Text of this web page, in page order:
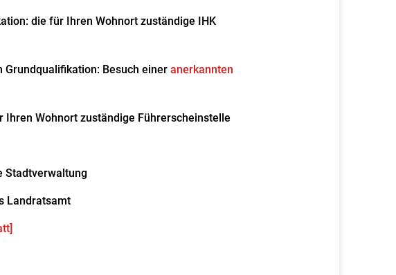
die für Ihren Wohnort zuständige IHK
Besuch einer anerkannten
Wohnort zuständige Führerscheinstelle
Stadtverwaltung
Landratsamt